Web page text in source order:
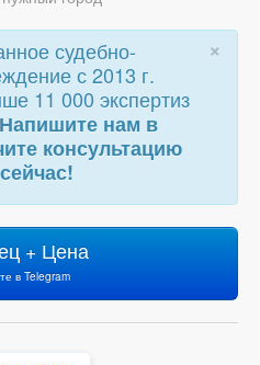
×
судебно-
с 2013 г.
11 000 экспертиз
Напишите нам в
консультацию
+ Цена
в Telegram